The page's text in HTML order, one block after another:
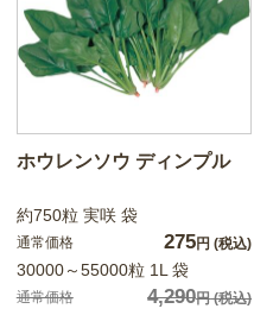
ホウレンソウ ディンプル
約750粒 実咲 袋
通常価格 275円 (税込)
30000～55000粒 1L 袋
通常価格 4,290円(税込)